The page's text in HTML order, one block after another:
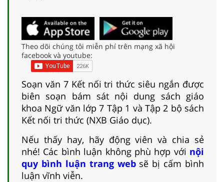
Theo dõi chúng tôi miễn phí trên mạng xã hội
facebook và youtube:
Soạn văn 7 Kết nối tri thức siêu ngắn được
biên soạn bám sát nội dung sách giáo
khoa Ngữ văn lớp 7 Tập 1 và Tập 2 bộ sách
Kết nối tri thức (NXB Giáo dục).
Nếu thấy hay, hãy động viên và chia sẻ
nhé! Các bình luận không phù hợp với nội
quy bình luận trang websẽ bị cấm bình
luận vĩnh viễn.